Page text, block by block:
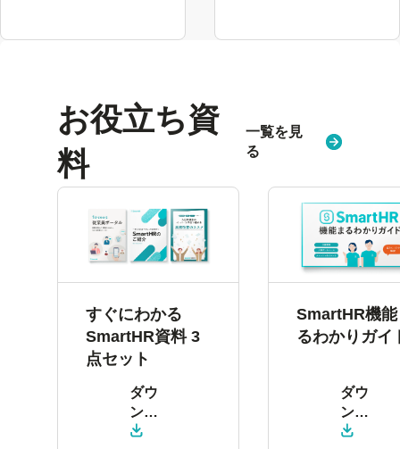
お役立ち資
料
一覧を見
る
すぐにわかる
SmartHR資料 3
点セット
ダウ
ン
ロー
SmartHR機
るわかりガイ
ダウ
ン
ロー